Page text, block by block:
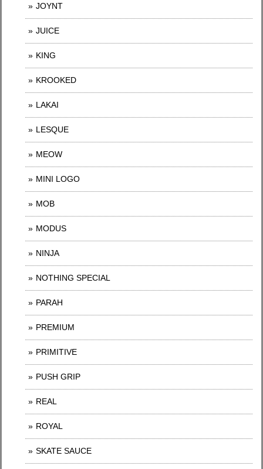
JOYNT
JUICE
KING
KROOKED
LAKAI
LESQUE
MEOW
MINI LOGO
MOB
MODUS
NINJA
NOTHING SPECIAL
PARAH
PREMIUM
PRIMITIVE
PUSH GRIP
REAL
ROYAL
SKATE SAUCE